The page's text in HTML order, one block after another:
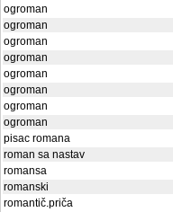
ogroman
ogroman
ogroman
ogroman
ogroman
ogroman
ogroman
ogroman
pisac romana
roman sa nastav
romansa
romanski
romantič.priča